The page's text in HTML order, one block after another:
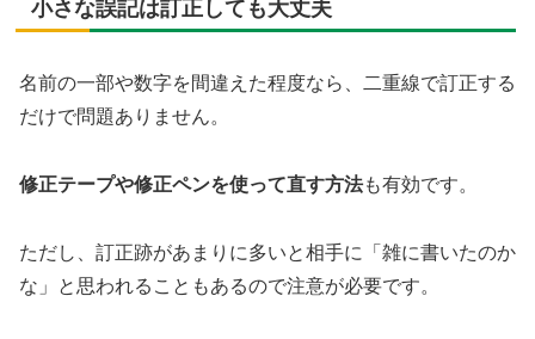
小さな誤記は訂正しても大丈夫
名前の一部や数字を間違えた程度なら、二重線で訂正する
だけで問題ありません。
修正テープや修正ペンを使って直す方法も有効です。
ただし、訂正跡があまりに多いと相手に「雑に書いたのか
な」と思われることもあるので注意が必要です。